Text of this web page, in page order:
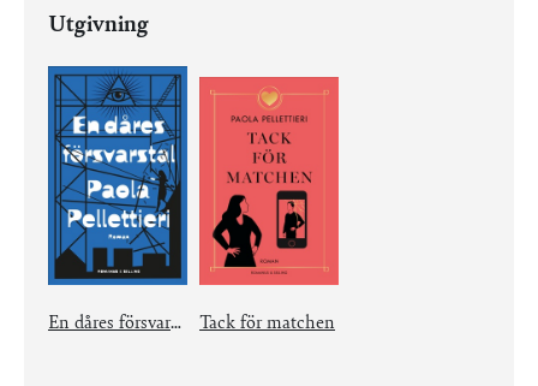
Utgivning
En dåres försvarstal Tack för matchen